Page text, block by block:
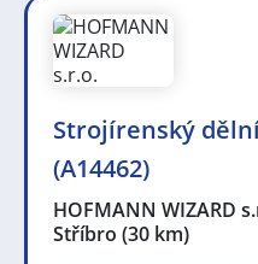
Strojírenský
(A14462)
HOFMANN WIZARD
Stříbro (30 km)